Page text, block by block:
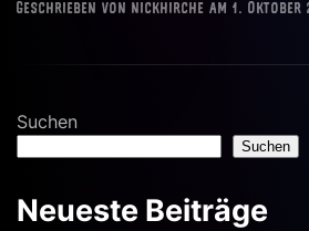
Geschrieben von nickhirche am 1. Oktober
Suchen
Suchen
Neueste Beiträge